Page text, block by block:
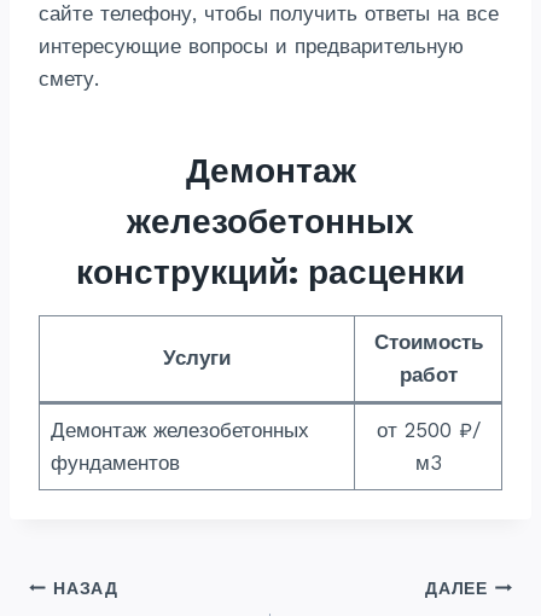
сайте телефону, чтобы получить ответы на все
интересующие вопросы и предварительную
смету.
Демонтаж
железобетонных
конструкций: расценки
Услуги
Стоимость
работ
Демонтаж железобетонных
фундаментов
от 2500 ₽/
м3
Навигация
НАЗАД ДАЛЕЕ